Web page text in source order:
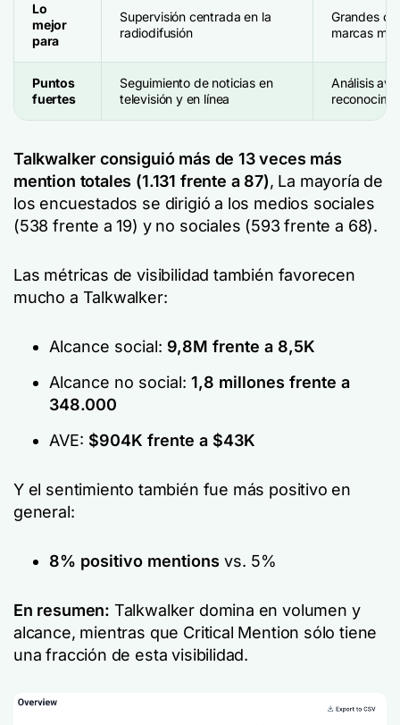
Lo
mejor
para
Supervisión centrada en la
radiodifusión
Grandes
marcas
Puntos
fuertes
Seguimiento de noticias en
televisión y en línea
Análisis
Talkwalker consiguió más de 13 veces más
mention totales (1.131 frente a 87), La mayoría de
los encuestados se dirigió a los medios sociales
(538 frente a 19) y no sociales (593 frente a 68).
Las métricas de visibilidad también favorecen
mucho a Talkwalker:
Alcance social: 9,8M frente a 8,5K
Alcance no social: 1,8 millones frente a
348.000
AVE: $904K frente a $43K
Y el sentimiento también fue más positivo en
general:
8% positivo mentions vs. 5%
En resumen: Talkwalker domina en volumen y
alcance, mientras que Critical Mention sólo tiene
una fracción de esta visibilidad.